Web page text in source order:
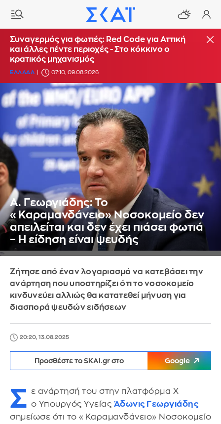
Συναγερμός για φωτιές: Red Code για Αττική
και άλλες πέντε περιοχές - Στο κόκκινο ο
κρατικός μηχανισμός
ΕΛΛΑΔΑ 07:10, 09.08.2026
Α. Γεωργιάδης: Το
«Καραμανδάνειο» Νοσοκομείο δεν
απειλείται και δεν έχει πιάσει φωτιά
– Η είδηση είναι ψευδής
Ζήτησε από έναν λογαριασμό να κατεβάσει την
ανάρτηση που υποστηρίζει ότι το νοσοκομείο
κινδυνεύει αλλιώς θα κατατεθεί μήνυση για
διασπορά ψευδών ειδήσεων
20:20, 13.08.2025
Προσθέστε το SKAI.gr στο Google
Σ ε ανάρτησή του στην πλατφόρμα X
ο Υπουργός Υγείας Άδωνις Γεωργιάδης
σημείωσε ότι το «Καραμανδάνειο» Νοσοκομείο